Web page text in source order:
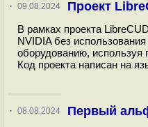
· 09.08.2024 Проект
В рамках проекта
NVIDIA без
оборудованию,
Код проекта написан на
· 08.08.2024 Первый